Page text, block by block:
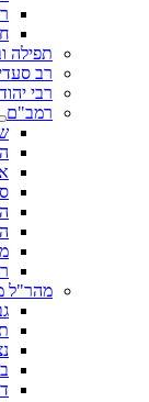
תפילה
רב
רבי
רמב"ם
מהר"ל